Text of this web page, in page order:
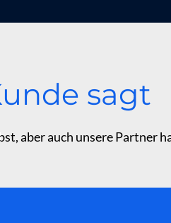
sagt
aber auch unsere Partner